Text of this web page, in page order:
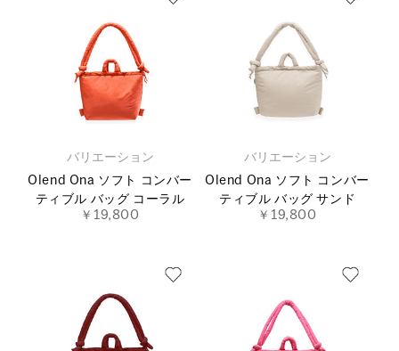
バリエーション
Olend Ona ソフト コンバー
ティブル バッグ コーラル
￥19,800
バリエーション
Olend Ona ソフト コンバー
ティブル バッグ サンド
￥19,800